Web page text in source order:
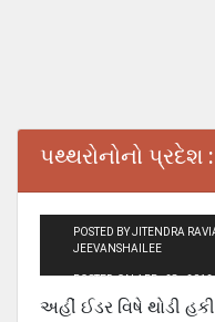
પથ્થરોનોનો પ્રદેશ
POSTED BY JITENDRA RAVIA
JEEVANSHAILEE
POSTED ON APR - 28 - 2012
અહીં ઈડર વિષે થોડી